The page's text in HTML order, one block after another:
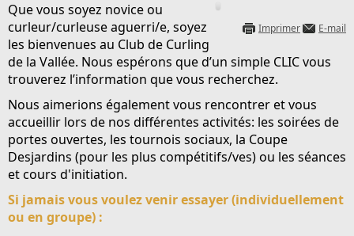
Imprimer E-mail
Que vous soyez novice ou
curleur/curleuse aguerri/e, soyez
les bienvenues au Club de Curling
de la Vallée. Nous espérons que d’un simple CLIC vous
trouverez l’information que vous recherchez.
Nous aimerions également vous rencontrer et vous
accueillir lors de nos différentes activités: les soirées de
portes ouvertes, les tournois sociaux, la Coupe
Desjardins (pour les plus compétitifs/ves) ou les séances
et cours d'initiation.
Si jamais vous voulez venir essayer (individuellement
ou en groupe) :